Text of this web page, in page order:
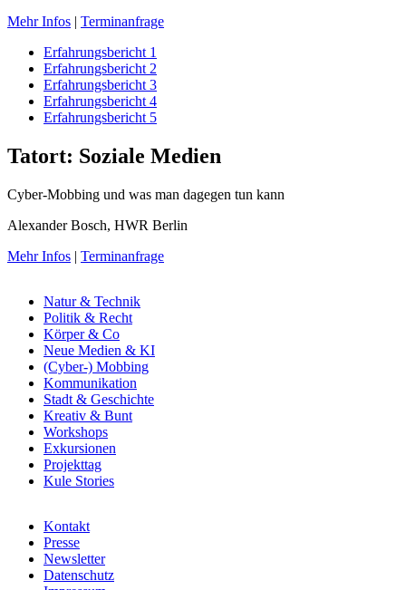
Mehr Infos | Terminanfrage
Erfahrungsbericht 1
Erfahrungsbericht 2
Erfahrungsbericht 3
Erfahrungsbericht 4
Erfahrungsbericht 5
Tatort: Soziale Medien
Cyber-Mobbing und was man dagegen tun kann
Alexander Bosch, HWR Berlin
Mehr Infos | Terminanfrage
Natur & Technik
Politik & Recht
Körper & Co
Neue Medien & KI
(Cyber-) Mobbing
Kommunikation
Stadt & Geschichte
Kreativ & Bunt
Workshops
Exkursionen
Projekttag
Kule Stories
Kontakt
Presse
Newsletter
Datenschutz